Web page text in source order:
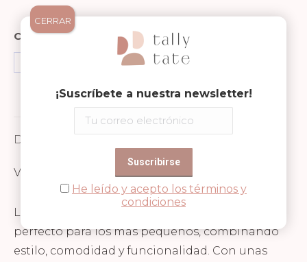
Compartir en
on
on
Descripción
Valoraciones (0)
Las bandanas de Timboo son el accesorio
perfecto para los más pequeños, combinando
estilo, comodidad y funcionalidad. Con unas
¡Suscríbete a nuestra newsletter!
He leído y acepto los términos y
condiciones
CERRAR